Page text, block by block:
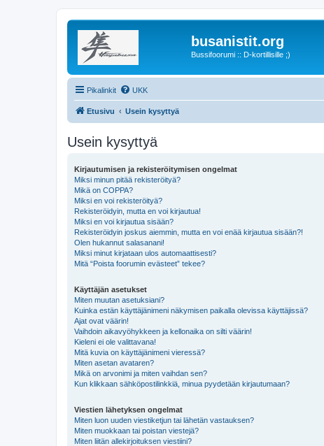
busanistit.org
Bussifoorumi :: D-kortillisille ;)
Pikalinkit UKK
Etusivu Usein kysyttyä
Usein kysyttyä
Kirjautumisen ja rekisteröitymisen ongelmat
Miksi minun pitää rekisteröityä?
Mikä on COPPA?
Miksi en voi rekisteröityä?
Rekisteröidyin, mutta en voi kirjautua!
Miksi en voi kirjautua sisään?
Rekisteröidyin joskus aiemmin, mutta en voi enää kirjautua sisään?!
Olen hukannut salasanani!
Miksi minut kirjataan ulos automaattisesti?
Mitä “Poista foorumin evästeet” tekee?
Käyttäjän asetukset
Miten muutan asetuksiani?
Kuinka estän käyttäjänimeni näkymisen paikalla olevissa käyttäjissä?
Ajat ovat väärin!
Vaihdoin aikavyöhykkeen ja kellonaika on silti väärin!
Kieleni ei ole valittavana!
Mitä kuvia on käyttäjänimeni vieressä?
Miten asetan avataren?
Mikä on arvonimi ja miten vaihdan sen?
Kun klikkaan sähköpostilinkkiä, minua pyydetään kirjautumaan?
Viestien lähetyksen ongelmat
Miten luon uuden viestiketjun tai lähetän vastauksen?
Miten muokkaan tai poistan viestejä?
Miten liitän allekirjoituksen viestiini?